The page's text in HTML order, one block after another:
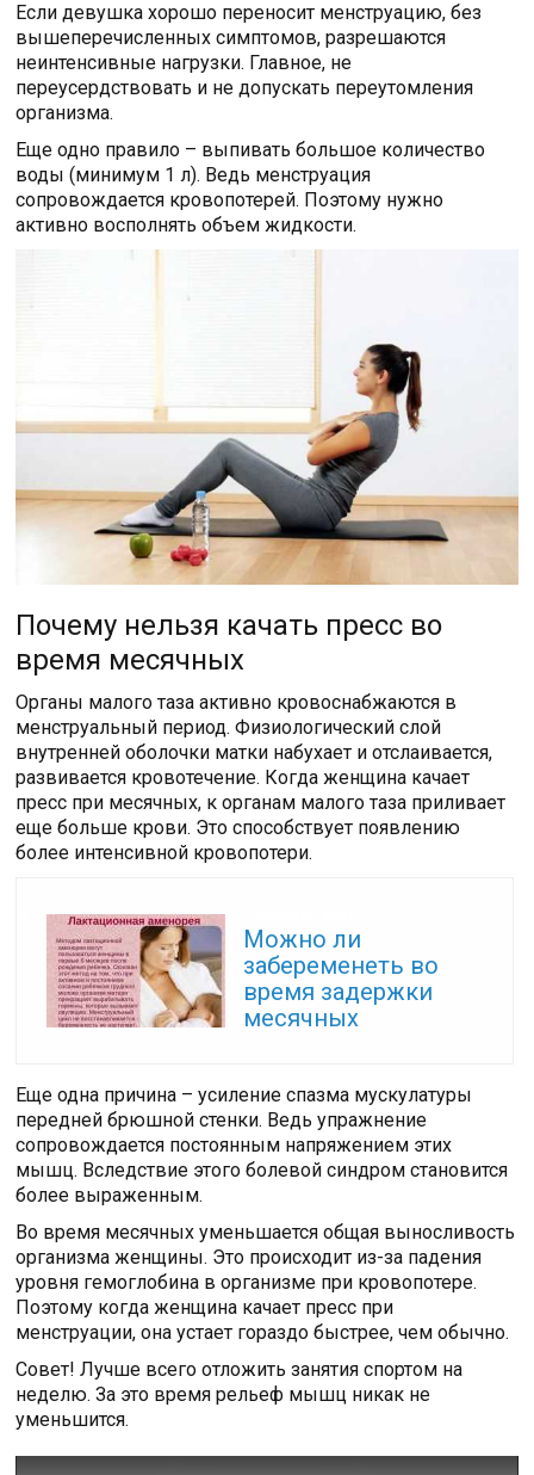
Если девушка хорошо переносит менструацию, без
вышеперечисленных симптомов, разрешаются
неинтенсивные нагрузки. Главное, не
переусердствовать и не допускать переутомления
организма.
Еще одно правило – выпивать большое количество
воды (минимум 1 л). Ведь менструация
сопровождается кровопотерей. Поэтому нужно
активно восполнять объем жидкости.
Почему нельзя качать пресс во
время месячных
Органы малого таза активно кровоснабжаются в
менструальный период. Физиологический слой
внутренней оболочки матки набухает и отслаивается,
развивается кровотечение. Когда женщина качает
пресс при месячных, к органам малого таза приливает
еще больше крови. Это способствует появлению
более интенсивной кровопотери.
Можно ли
забеременеть во
время задержки
месячных
Еще одна причина – усиление спазма мускулатуры
передней брюшной стенки. Ведь упражнение
сопровождается постоянным напряжением этих
мышц. Вследствие этого болевой синдром становится
более выраженным.
Во время месячных уменьшается общая выносливость
организма женщины. Это происходит из-за падения
уровня гемоглобина в организме при кровопотере.
Поэтому когда женщина качает пресс при
менструации, она устает гораздо быстрее, чем обычно.
Совет! Лучше всего отложить занятия спортом на
неделю. За это время рельеф мышц никак не
уменьшится.